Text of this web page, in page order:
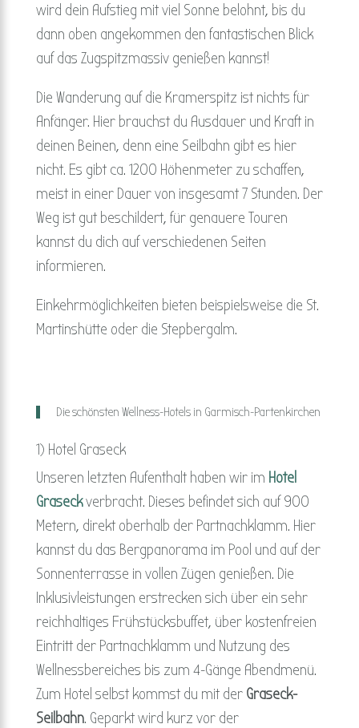
wird dein Aufstieg mit viel Sonne belohnt, bis du
dann oben angekommen den fantastischen Blick
auf das Zugspitzmassiv genießen kannst!
Die Wanderung auf die Kramerspitz ist nichts für
Anfänger. Hier brauchst du Ausdauer und Kraft in
deinen Beinen, denn eine Seilbahn gibt es hier
nicht. Es gibt ca. 1200 Höhenmeter zu schaffen,
meist in einer Dauer von insgesamt 7 Stunden. Der
Weg ist gut beschildert, für genauere Touren
kannst du dich auf verschiedenen Seiten
informieren.
Einkehrmöglichkeiten bieten beispielsweise die St.
Martinshütte oder die Stepbergalm.
Die schönsten Wellness-Hotels in Garmisch-Partenkirchen
1) Hotel Graseck
Unseren letzten Aufenthalt haben wir im Hotel
Graseckverbracht. Dieses befindet sich auf 900
Metern, direkt oberhalb der Partnachklamm. Hier
kannst du das Bergpanorama im Pool und auf der
Sonnenterrasse in vollen Zügen genießen. Die
Inklusivleistungen erstrecken sich über ein sehr
reichhaltiges Frühstücksbuffet, über kostenfreien
Eintritt der Partnachklamm und Nutzung des
Wellnessbereiches bis zum 4-Gänge Abendmenü.
Zum Hotel selbst kommst du mit der Graseck-
Seilbahn. Geparkt wird kurz vor der